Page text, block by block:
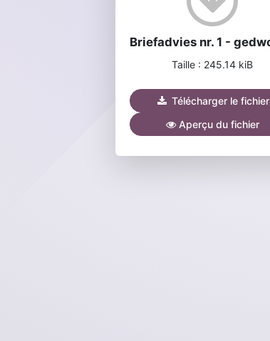
Taille : 245.14 kiB
Télécharger le fichier
Aperçu du fichier